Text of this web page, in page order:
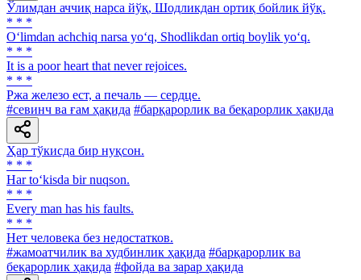
Ўлимдан аччиқ нарса йўқ, Шодликдан ортиқ бойлик йўқ.
* * *
O‘limdan achchiq narsa yo‘q, Shodlikdan ortiq boylik yo‘q.
* * *
It is a poor heart that never rejoices.
* * *
Ржа железо ест, а печаль — сердце.
#севинч ва ғам ҳақида #барқарорлик ва беқарорлик ҳақида
Ҳар тўкисда бир нуқсон.
* * *
Har to‘kisda bir nuqson.
* * *
Every man has his faults.
* * *
Нет человека без недостатков.
#жамоатчилик ва худбинлик ҳақида #барқарорлик ва
беқарорлик ҳақида #фойда ва зарар ҳақида